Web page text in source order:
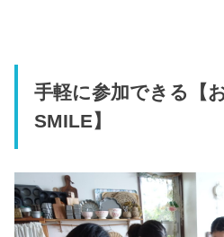
手軽に参加できる【
SMILE】